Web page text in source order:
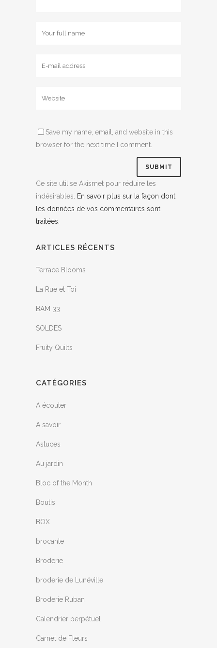
Save my name, email, and website in this
browser for the next time I comment.
Ce site utilise Akismet pour réduire les
indésirables.
En savoir plus sur la façon dont
les données de vos commentaires sont
traitées
ARTICLES RÉCENTS
Terrace Blooms
La Rue et Toi
BAM 33
SOLDES
Fruity Quilts
CATÉGORIES
A écouter
A savoir
Astuces
Au jardin
Bloc of the Month
Boutis
BOX
brocante
Broderie
broderie de Lunéville
Broderie Ruban
Calendrier perpétuel
Carnet de Fleurs